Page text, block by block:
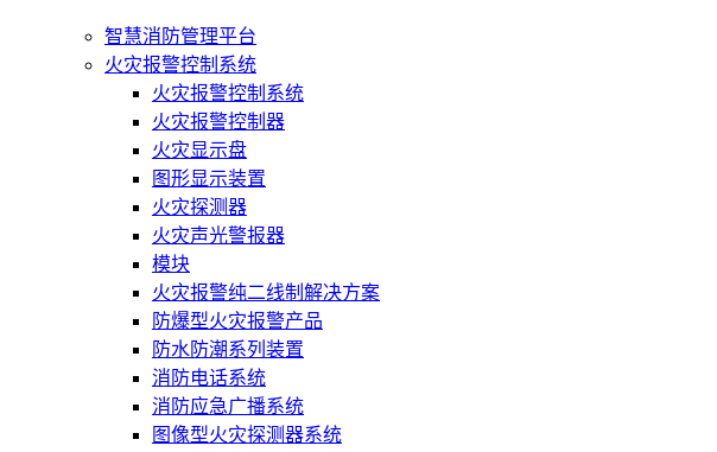
智慧消防管理平台
火灾报警控制系统
火灾报警控制系统
火灾报警控制器
火灾显示盘
图形显示装置
火灾探测器
火灾声光警报器
模块
火灾报警纯二线制解决方案
防爆型火灾报警产品
防水防潮系列装置
消防电话系统
消防应急广播系统
图像型火灾探测器系统